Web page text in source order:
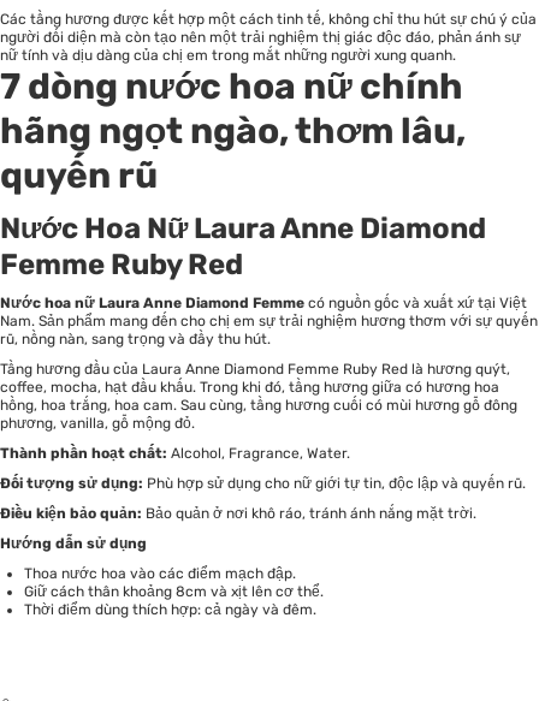
Các tầng hương được kết hợp một cách tinh tế, không chỉ thu hút sự chú ý của
người đối diện mà còn tạo nên một trải nghiệm thị giác độc đáo, phản ánh sự
nữ tính và dịu dàng của chị em trong mắt những người xung quanh.
7 dòng nước hoa nữ chính
hãng ngọt ngào, thơm lâu,
quyến rũ
Nước Hoa Nữ Laura Anne Diamond
Femme Ruby Red
Nước hoa nữ Laura Anne Diamond Femme có nguồn gốc và xuất xứ tại Việt
Nam. Sản phẩm mang đến cho chị em sự trải nghiệm hương thơm với sự quyến
rũ, nồng nàn, sang trọng và đầy thu hút.
Tầng hương đầu của Laura Anne Diamond Femme Ruby Red là hương quýt,
coffee, mocha, hạt đầu khấu. Trong khi đó, tầng hương giữa có hương hoa
hồng, hoa trắng, hoa cam. Sau cùng, tầng hương cuối có mùi hương gỗ đông
phương, vanilla, gỗ mộng đỏ.
Thành phần hoạt chất: Alcohol, Fragrance, Water.
Đối tượng sử dụng: Phù hợp sử dụng cho nữ giới tự tin, độc lập và quyến rũ.
Điều kiện bảo quản: Bảo quản ở nơi khô ráo, tránh ánh nắng mặt trời.
Hướng dẫn sử dụng
Thoa nước hoa vào các điểm mạch đập.
Giữ cách thân khoảng 8cm và xịt lên cơ thể.
Thời điểm dùng thích hợp: cả ngày và đêm.